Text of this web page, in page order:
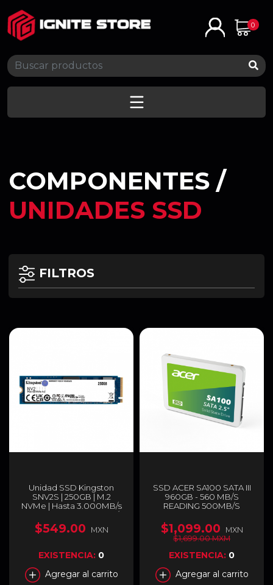
0
COMPONENTES /
UNIDADES SSD
FILTROS
Unidad SSD Kingston
SNV2S | 250GB | M.2
NVMe | Hasta 3.000MB/s
Lectura | Hasta 1.300MB/s
Escritura | SNV2S/250G
$549.00 MXN
EXISTENCIA: 0
Agregar al carrito
SSD ACER SA100 SATA III
960GB - 560 MB/S
READING 500MB/S
$1,099.00
MXN
$1,699.00 MXM
EXISTENCIA: 0
Agregar al carrito